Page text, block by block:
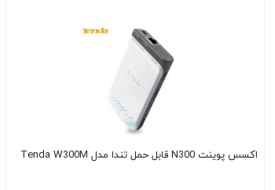
اکسس پوینت N300 قابل حمل تندا مدل Tenda W300M